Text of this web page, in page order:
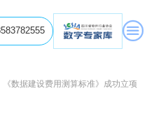

数据建设费用测算标准》成功立项